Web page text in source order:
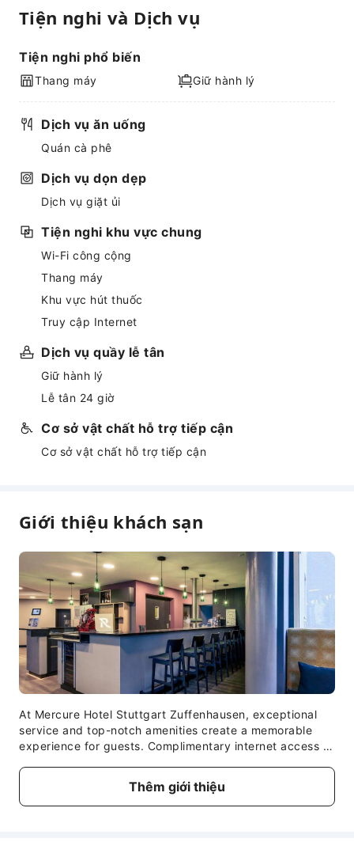
Tiện nghi và Dịch vụ
Tiện nghi phổ biến
Thang máy Giữ hành lý
Dịch vụ ăn uống
Quán cà phê
Dịch vụ dọn dẹp
Dịch vụ giặt ủi
Tiện nghi khu vực chung
Wi-Fi công cộng
Thang máy
Khu vực hút thuốc
Truy cập Internet
Dịch vụ quầy lễ tân
Giữ hành lý
Lễ tân 24 giờ
Cơ sở vật chất hỗ trợ tiếp cận
Cơ sở vật chất hỗ trợ tiếp cận
Giới thiệu khách sạn
At Mercure Hotel Stuttgart Zuffenhausen, exceptional
service and top-notch amenities create a memorable
experience for guests. Complimentary internet access is
require through front desk amenities such as luggage
storage.At the hotel, utilize the convenient laundry
Thêm giới thiệu